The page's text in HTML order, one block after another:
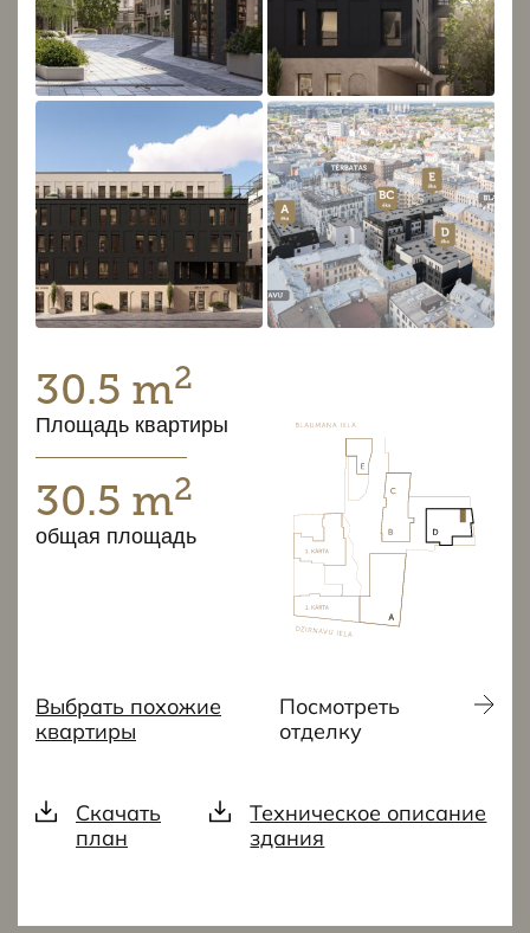
30.5 m2
Площадь квартиры
30.5 m2
общая площадь
Выбрать похожие
квартиры
Посмотреть
отделку
Скачать
план
Техническое описание
здания